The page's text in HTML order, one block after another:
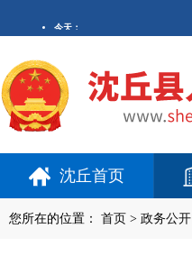
沈丘首页
您所在的位置： 首页 > 政务公开